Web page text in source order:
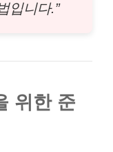
입니다.”
위한 준